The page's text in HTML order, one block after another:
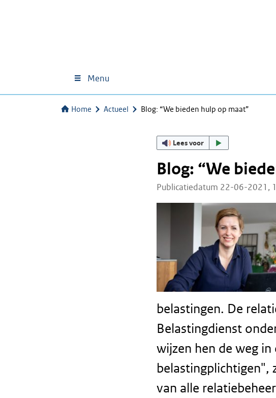
Menu
Home Actueel Blog: “We bieden hulp op maat”
Lees voor
Blog: “We
Publicatiedatum 22-06-2021,
belastingen. De
Belastingdienst
wijzen hen de weg
belastingplichtigen",
van alle